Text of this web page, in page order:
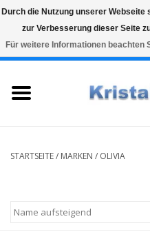
Snelle levering
STARTSEITE/ MARKEN / OLIVIA
Durch die Nutzung unserer
zur Verbesserung dieser Seite
Für weitere Informationen beachten